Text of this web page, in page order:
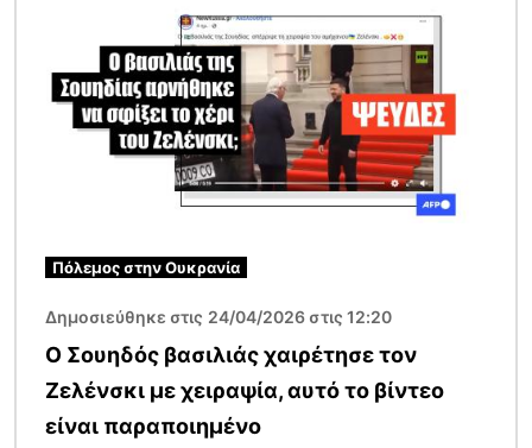
Πόλεμος στην Ουκρανία
Δημοσιεύθηκε στις 24/04/2026 στις 12:20
Ο Σουηδός βασιλιάς χαιρέτησε τον
Ζελένσκι με χειραψία, αυτό το βίντεο
είναι παραποιημένο